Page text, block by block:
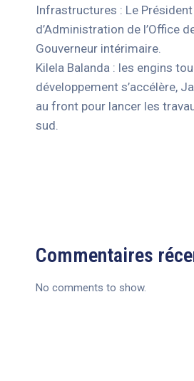
Infrastructures : Le
d’Administration de l’Office
Gouverneur intérimaire.
Kilela Balanda : les engins
développement s’accélère,
au front pour lancer les
sud.
Commentaires
No comments to show.